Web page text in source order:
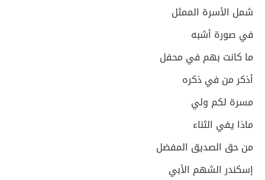
شمل الأسرة الممثل
في صورة أشبه
ما كانت بهم في محفل
أذكر من في ذكره
مسرة لكم ولي
ماذا يفي الثناء
من حق الصديق المفضل
إسكندر الشهم الأبي